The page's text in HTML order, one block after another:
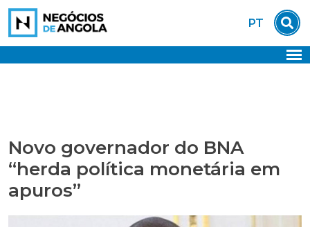
Skip
content
PT
Novo governador do BNA
“herda política monetária em
apuros”